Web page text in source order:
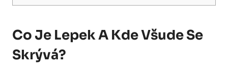
Co Je Lepek A Kde Všude Se
Skrývá?